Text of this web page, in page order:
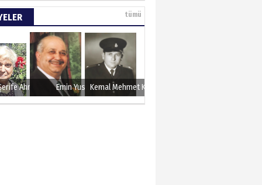
para
27 Mayıs 1960
KARAMAN
tümü
Ahmet Emin YusufKemal Mehmet Kanmaz